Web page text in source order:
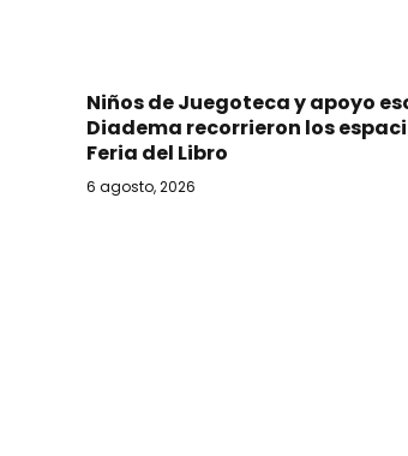
Niños de Juegoteca y apoyo
Diadema recorrieron los
Feria del Libro
6 agosto, 2026